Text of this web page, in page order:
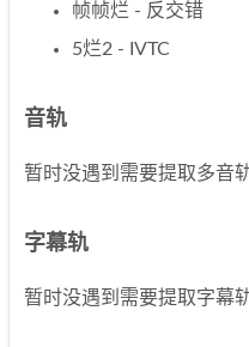
帧帧烂 - 反交错
5烂2 - IVTC
音轨
暂时没遇到需要提取多音
字幕轨
暂时没遇到需要提取字幕